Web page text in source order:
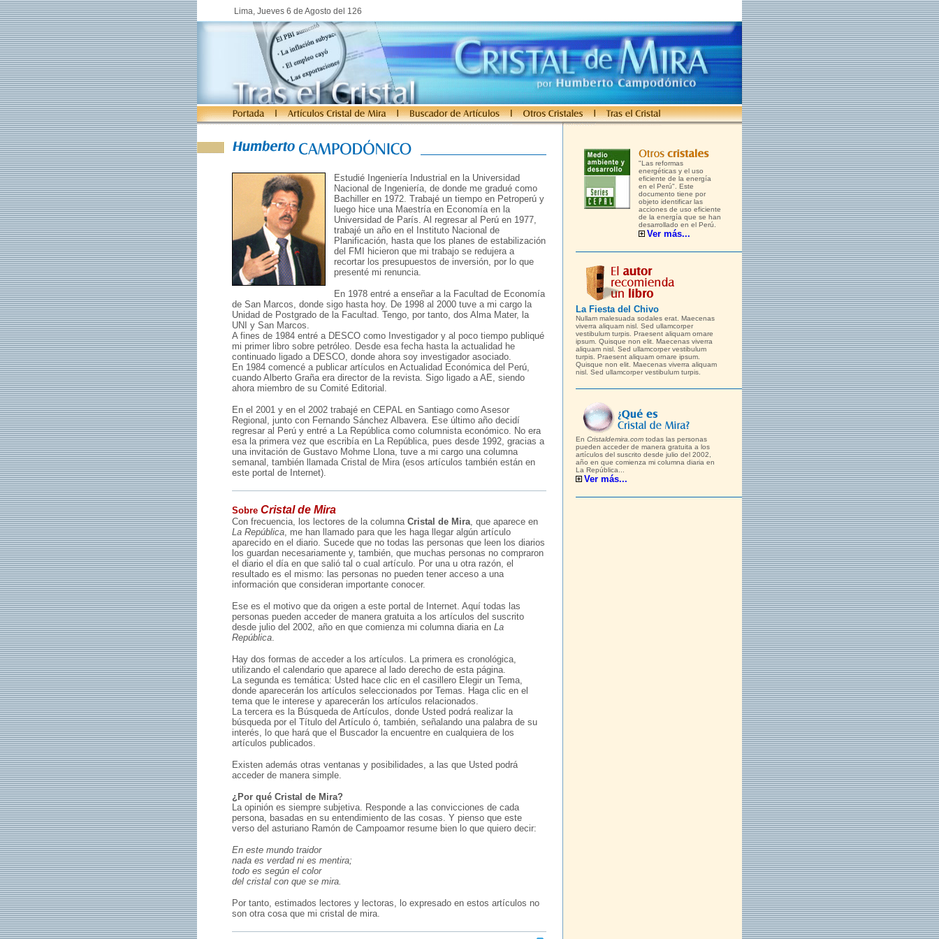
Lima, Jueves 6 de Agosto del 126
Estudié Ingeniería Industrial en la Universidad
Nacional de Ingeniería, de donde me gradué como
Bachiller en 1972. Trabajé un tiempo en Petroperú y
luego hice una Maestría en Economía en la
Universidad de París. Al regresar al Perú en 1977,
trabajé un año en el Instituto Nacional de
Planificación, hasta que los planes de estabilización
del FMI hicieron que mi trabajo se redujera a
recortar los presupuestos de inversión, por lo que
presenté mi renuncia.
En 1978 entré a enseñar a la Facultad de Economía
de San Marcos, donde sigo hasta hoy. De 1998 al 2000 tuve a mi cargo la
Unidad de Postgrado de la Facultad. Tengo, por tanto, dos Alma Mater, la
UNI y San Marcos.
A fines de 1984 entré a DESCO como Investigador y al poco tiempo publiqué
mi primer libro sobre petróleo. Desde esa fecha hasta la actualidad he
continuado ligado a DESCO, donde ahora soy investigador asociado.
En 1984 comencé a publicar artículos en Actualidad Económica del Perú,
cuando Alberto Graña era director de la revista. Sigo ligado a AE, siendo
ahora miembro de su Comité Editorial.
En el 2001 y en el 2002 trabajé en CEPAL en Santiago como Asesor
Regional, junto con Fernando Sánchez Albavera. Ese último año decidí
regresar al Perú y entré a La República como columnista económico. No era
esa la primera vez que escribía en La República, pues desde 1992, gracias a
una invitación de Gustavo Mohme Llona, tuve a mi cargo una columna
semanal, también llamada Cristal de Mira (esos artículos también están en
este portal de Internet).
Sobre Cristal de Mira
Con frecuencia, los lectores de la columna Cristal de Mira, que aparece en
La República, me han llamado para que les haga llegar algún artículo
aparecido en el diario. Sucede que no todas las personas que leen los diarios
los guardan necesariamente y, también, que muchas personas no compraron
el diario el día en que salió tal o cual artículo. Por una u otra razón, el
resultado es el mismo: las personas no pueden tener acceso a una
información que consideran importante conocer.
Ese es el motivo que da origen a este portal de Internet. Aquí todas las
personas pueden acceder de manera gratuita a los artículos del suscrito
desde julio del 2002, año en que comienza mi columna diaria en La
República.
Hay dos formas de acceder a los artículos. La primera es cronológica,
utilizando el calendario que aparece al lado derecho de esta página.
La segunda es temática: Usted hace clic en el casillero Elegir un Tema,
donde aparecerán los artículos seleccionados por Temas. Haga clic en el
tema que le interese y aparecerán los artículos relacionados.
La tercera es la Búsqueda de Artículos, donde Usted podrá realizar la
búsqueda por el Título del Artículo ó, también, señalando una palabra de su
interés, lo que hará que el Buscador la encuentre en cualquiera de los
artículos publicados.
Existen además otras ventanas y posibilidades, a las que Usted podrá
acceder de manera simple.
¿Por qué Cristal de Mira?
La opinión es siempre subjetiva. Responde a las convicciones de cada
persona, basadas en su entendimiento de las cosas. Y pienso que este
verso del asturiano Ramón de Campoamor resume bien lo que quiero decir:
En este mundo traidor
nada es verdad ni es mentira;
todo es según el color
del cristal con que se mira.
Por tanto, estimados lectores y lectoras, lo expresado en estos artículos no
son otra cosa que mi cristal de mira.
"Las reformas
energéticas y el uso
eficiente de la energía
en el Perú". Este
documento tiene por
objeto identificar las
acciones de uso eficiente
de la energía que se han
desarrollado en el Perú.
Ver más...
La Fiesta del Chivo
Nullam malesuada sodales erat. Maecenas
viverra aliquam nisl. Sed ullamcorper
vestibulum turpis. Praesent aliquam ornare
ipsum. Quisque non elit. Maecenas viverra
aliquam nisl. Sed ullamcorper vestibulum
turpis. Praesent aliquam ornare ipsum.
Quisque non elit. Maecenas viverra aliquam
nisl. Sed ullamcorper vestibulum turpis.
En Cristaldemira.com todas las personas
pueden acceder de manera gratuita a los
artículos del suscrito desde julio del 2002,
año en que comienza mi columna diaria en
La República...
Ver más...